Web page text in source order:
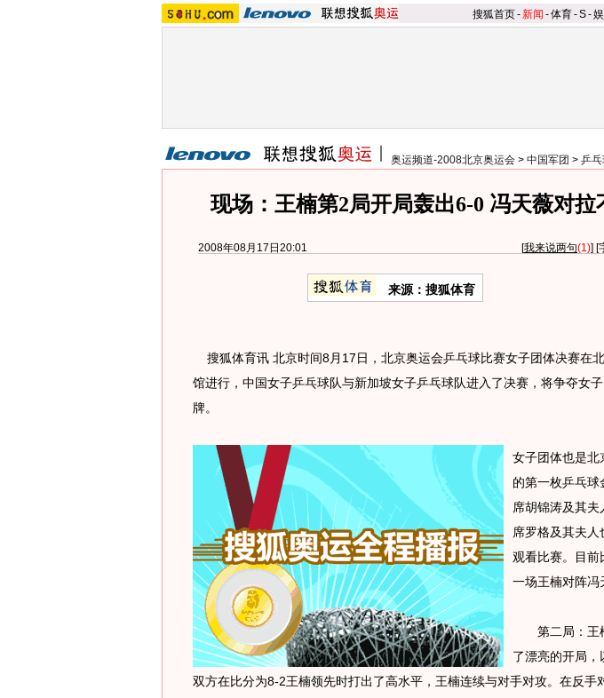
搜狐首页-新闻 -体育-S-
奥运频道-2008北京奥运会 > 中国军团 > 乒
现场：王楠第2局开局轰出6-0 冯天薇对拉
2008年08月17日20:01 [我来说两句(1)] [
来源：搜狐体育
搜狐体育讯 北京时间8月17日，北京奥运会乒乓球比赛女子团体决赛在
馆进行，中国女子乒乓球队与新加坡女子乒乓球队进入了决赛，将争夺女
牌。
女子团体也是北
的第一枚乒乓球
席胡锦涛及其夫
席罗格及其夫人
观看比赛。目前
一场王楠对阵冯
第二局：王
了漂亮的开局，
双方在比分为8-2王楠领先时打出了高水平，王楠连续与对手对攻。在反手